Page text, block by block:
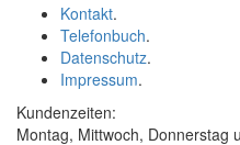
Kontakt.
Telefonbuch.
Datenschutz.
Impressum.
Kundenzeiten:
Montag, Mittwoch, Donnerstag